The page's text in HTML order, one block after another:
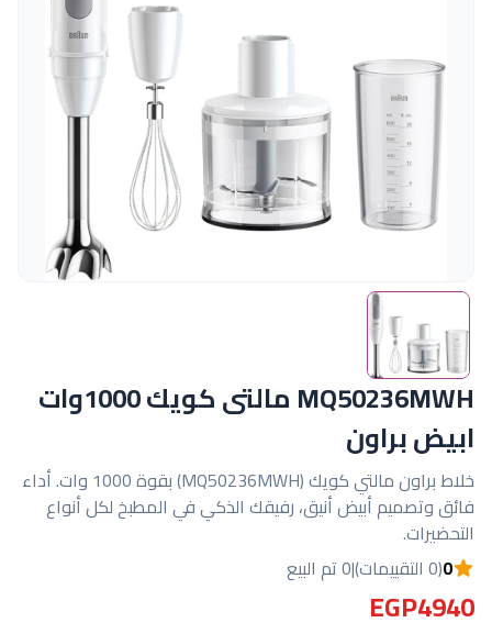
MQ50236MWH مالتى كويك 1000وات
ابيض براون
خلاط براون مالتي كويك (MQ50236MWH) بقوة 1000 وات. أداء
فائق وتصميم أبيض أنيق، رفيقك الذكي في المطبخ لكل أنواع
التحضيرات.
0(0 التقييمات) |0 تم البيع
EGP4940